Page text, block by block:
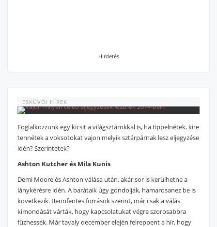
Hirdetés
ESKÜVŐI HÍREK
Foglalkozzunk egy kicsit a világsztárokkal is, ha tippelnétek, kire
tennétek a voksotokat vajon melyik sztárpárnak lesz eljegyzése
idén? Szerintetek?
Ashton Kutcher és Mila Kunis
Demi Moore és Ashton válása után, akár sor is kerülhetne a
lánykérésre idén. A barátaik úgy gondolják, hamarosanez be is
következik. Bennfentes források szerint, már csak a válás
kimondását várták, hogy kapcsolatukat végre szorosabbra
fűzhessék. Már tavaly december elején felreppent a hír, hogy